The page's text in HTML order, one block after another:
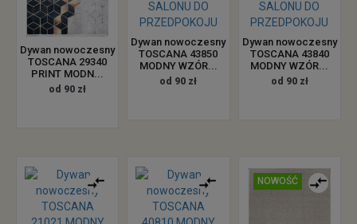
Dywan nowoczesny
TOSCANA 29340
PRINT MODN...
od 90 zł
Dywan nowoczesny
TOSCANA 43850
MODNY WZÓR...
od 90 zł
Dywan nowoczesny
TOSCANA 43840
MODNY WZÓR...
od 90 zł
NOWOŚĆ